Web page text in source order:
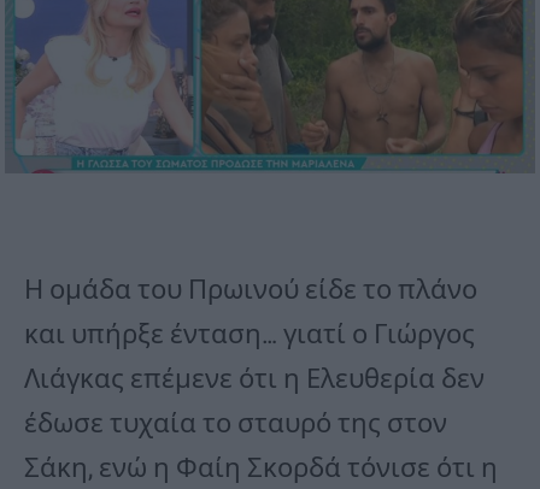
Η ομάδα του Πρωινού είδε το πλάνο
και υπήρξε ένταση… γιατί ο Γιώργος
Λιάγκας επέμενε ότι η Ελευθερία δεν
έδωσε τυχαία το σταυρό της στον
Σάκη, ενώ η Φαίη Σκορδά τόνισε ότι η